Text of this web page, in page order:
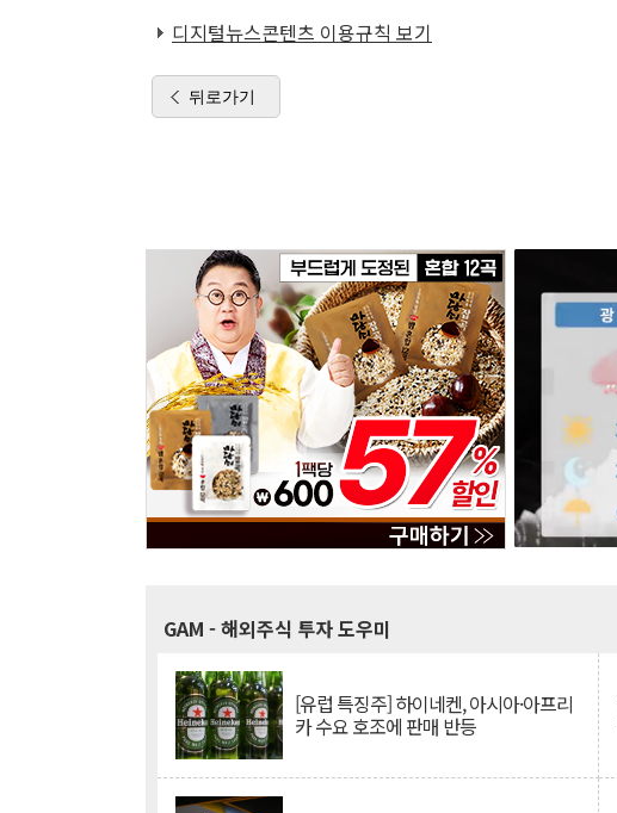
디지털뉴스콘텐츠 이용규칙 보기
뒤로가기
GAM - 해외주식 투자 도우미
[유럽 특징주] 하이네켄, 아시아·아프리
카 수요 호조에 판매 반등